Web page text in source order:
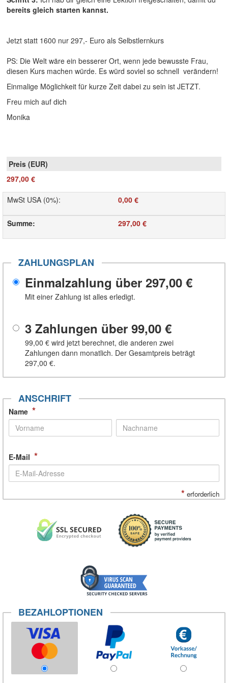
bereits gleich starten kannst.
Jetzt statt 1600 nur 297,- Euro als Selbstlernkurs
PS: Die Welt wäre ein besserer Ort, wenn jede bewusste Frau,
diesen Kurs machen würde. Es würd soviel so schnell verändern!
Einmalige Möglichkeit für kurze Zeit dabei zu sein ist JETZT.
Freu mich auf dich
Monika
297,00 €
MwSt USA (0%): 0,00 €
Summe: 297,00 €
ZAHLUNGSPLAN
Einmalzahlung über 297,00 €
Mit einer Zahlung ist alles erledigt.
3 Zahlungen über 99,00 €
99,00 € wird jetzt berechnet, die anderen zwei
Zahlungen dann monatlich. Der Gesamtpreis beträgt
297,00 €.
ANSCHRIFT
Name *
E-Mail *
* erforderlich
BEZAHLOPTIONEN